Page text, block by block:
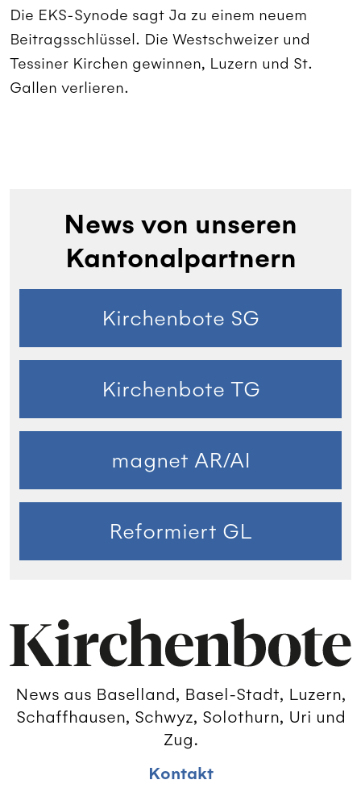
Die EKS-Synode sagt Ja zu einem neuem
Beitragsschlüssel. Die Westschweizer und
Tessiner Kirchen gewinnen, Luzern und St.
Gallen verlieren.
News von unseren
Kantonalpartnern
Kirchenbote SG
Kirchenbote TG
magnet AR/AI
Reformiert GL
News aus Baselland, Basel-Stadt, Luzern,
Schaffhausen, Schwyz, Solothurn, Uri und
Zug.
Kontakt